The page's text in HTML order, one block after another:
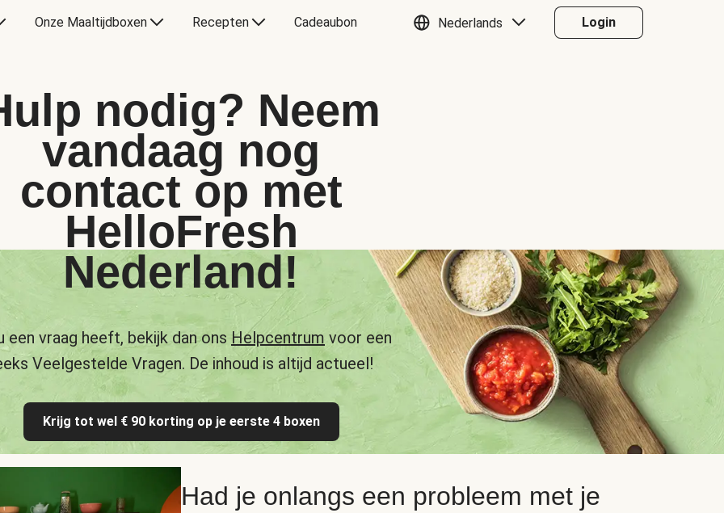
Onze Maaltijdboxen Recepten Cadeaubon Nederlands Login
nodig? Neem
vandaag nog
contact op met
HelloFresh
Nederland!
een vraag heeft, bekijk dan ons Helpcentrum voor een
Veelgestelde Vragen. De inhoud is altijd actueel!
Krijg tot wel € 90 korting op je eerste 4 boxen
Had je onlangs een probleem met je